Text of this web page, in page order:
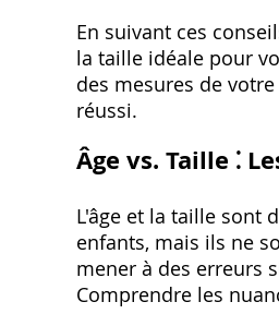
En suivant ces
la taille idéale pour
des mesures de
réussi.
Âge vs. Taille ⁚
L'âge et la taille sont
enfants‚ mais ils ne
mener à des erreurs
Comprendre les